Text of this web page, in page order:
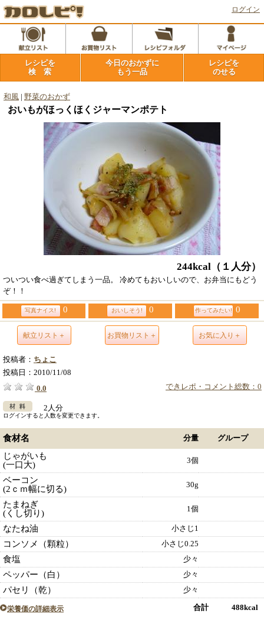
ログイン
レシピを
検 索
今日のおかずに
もう一品
レシピを
のせる
和風 野菜のおかず
おいもがほっくほくジャーマンポテト
244kcal （１人分）
ついつい食べ過ぎてしまう一品。 冷めてもおいしいので、お弁当にもどう
ぞ！！
写真ナイス! 0 おいしそう! 0 作ってみたい! 0
献立リスト＋ お買物リスト＋ お気に入り＋
投稿者： ちょこ
投稿日： 2010/11/08
できレポ・コメント総数：0
0.0
2人分
ログインすると人数を変更できます。
食材名 分量 グループ
じゃがいも
(一口大)
3個
ベーコン
(2ｃｍ幅に切る)
30g
たまねぎ
(くし切り)
1個
なたね油 小さじ1
コンソメ（顆粒） 小さじ0.25
食塩 少々
ペッパー（白） 少々
パセリ（乾） 少々
栄養価の詳細表示 合計 488kcal